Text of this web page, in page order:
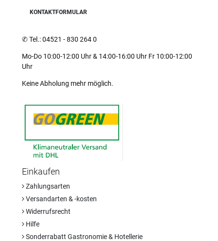
KONTAKTFORMULAR
✆Tel.: 04521 - 830 264 0
Mo-Do 10:00-12:00 Uhr & 14:00-16:00 Uhr Fr 10:00-12:00
Uhr
Keine Abholung mehr möglich.
Einkaufen
Zahlungsarten
Versandarten & -kosten
Widerrufsrecht
Hilfe
Sonderrabatt Gastronomie & Hotellerie